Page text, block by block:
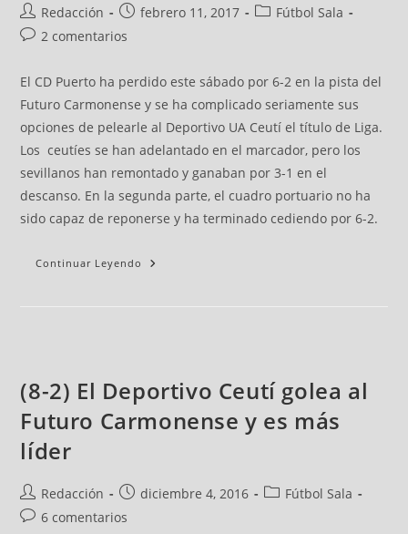
Redacción febrero 11, 2017
Fútbol Sala
2 comentarios
El CD Puerto ha perdido este sábado por 6-2 en la pista del
Futuro Carmonense y se ha complicado seriamente sus
opciones de pelearle al Deportivo UA Ceutí el título de Liga.
Los ceutíes se han adelantado en el marcador, pero los
sevillanos han remontado y ganaban por 3-1 en el
descanso. En la segunda parte, el cuadro portuario no ha
sido capaz de reponerse y ha terminado cediendo por 6-2.
Continuar Leyendo
(8-2) El Deportivo Ceutí golea al
Futuro Carmonense y es más
líder
Redacción diciembre 4, 2016
Fútbol Sala
6 comentarios